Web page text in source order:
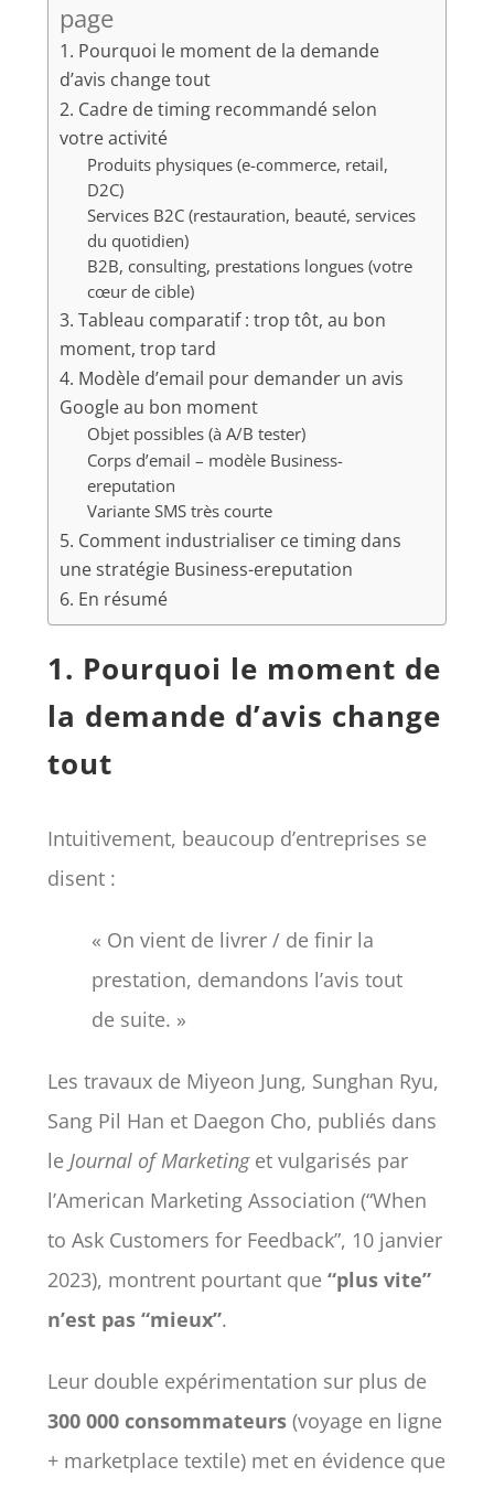
page
1. Pourquoi le moment de la demande
d’avis change tout
2. Cadre de timing recommandé selon
votre activité
Produits physiques (e-commerce, retail,
D2C)
Services B2C (restauration, beauté, services
du quotidien)
B2B, consulting, prestations longues (votre
cœur de cible)
3. Tableau comparatif : trop tôt, au bon
moment, trop tard
4. Modèle d’email pour demander un avis
Google au bon moment
Objet possibles (à A/B tester)
Corps d’email – modèle Business-
ereputation
Variante SMS très courte
5. Comment industrialiser ce timing dans
une stratégie Business-ereputation
6. En résumé
1. Pourquoi le moment de
la demande d’avis change
tout
Intuitivement, beaucoup d’entreprises se
disent :
« On vient de livrer / de finir la
prestation, demandons l’avis tout
de suite. »
Les travaux de Miyeon Jung, Sunghan Ryu,
Sang Pil Han et Daegon Cho, publiés dans
le Journal of Marketinget vulgarisés par
l’American Marketing Association (“When
to Ask Customers for Feedback”, 10 janvier
2023), montrent pourtant que “plus vite”
n’est pas “mieux”.
Leur double expérimentation sur plus de
300 000 consommateurs(voyage en ligne
+ marketplace textile) met en évidence que